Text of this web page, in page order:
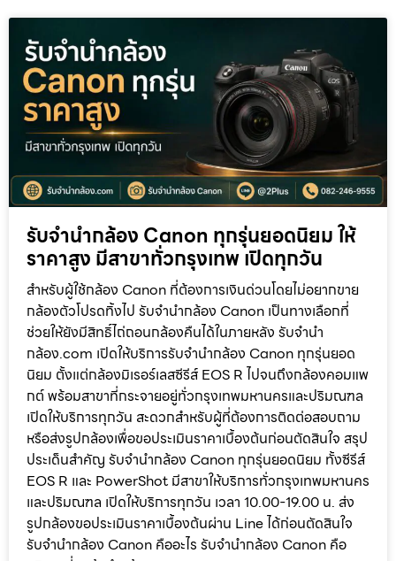
รับจำนำกล้อง Canon ทุกรุ่นยอดนิยม ให้
ราคาสูง มีสาขาทั่วกรุงเทพ เปิดทุกวัน
สำหรับผู้ใช้กล้อง Canon ที่ต้องการเงินด่วนโดยไม่อยากขาย
กล้องตัวโปรดทิ้งไป รับจำนำกล้อง Canon เป็นทางเลือกที่
ช่วยให้ยังมีสิทธิ์ไถ่ถอนกล้องคืนได้ในภายหลัง รับจำนำ
กล้อง.com เปิดให้บริการรับจำนำกล้อง Canon ทุกรุ่นยอด
นิยม ตั้งแต่กล้องมิเรอร์เลสซีรีส์ EOS R ไปจนถึงกล้องคอมแพ
กต์ พร้อมสาขาที่กระจายอยู่ทั่วกรุงเทพมหานครและปริมณฑล
เปิดให้บริการทุกวัน สะดวกสำหรับผู้ที่ต้องการติดต่อสอบถาม
หรือส่งรูปกล้องเพื่อขอประเมินราคาเบื้องต้นก่อนตัดสินใจ สรุป
ประเด็นสำคัญ รับจำนำกล้อง Canon ทุกรุ่นยอดนิยม ทั้งซีรีส์
EOS R และ PowerShot มีสาขาให้บริการทั่วกรุงเทพมหานคร
และปริมณฑล เปิดให้บริการทุกวัน เวลา 10.00-19.00 น. ส่ง
รูปกล้องขอประเมินราคาเบื้องต้นผ่าน Line ได้ก่อนตัดสินใจ
รับจำนำกล้อง Canon คืออะไร รับจำนำกล้อง Canon คือ